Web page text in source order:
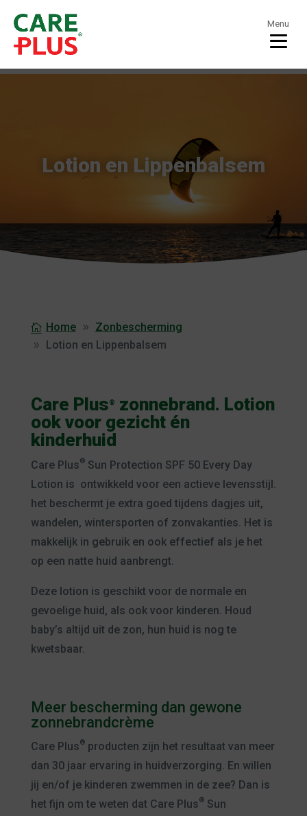
Menu
Lotion en Lippenbalsem
Home
Zonbescherming
Lotion en Lippenbalsem
Care Plus®
zonnebrand. Lotion
ook voor gezicht én
kinderhuid
Care Plus®Sun Protection SPF 50 Every Day
Lotion is ontwikkeld voor een actieve levensstijl.
het beschermt je extra goed tijdens dagjes uit,
wandelen, wintersporten of zonvakanties. Het is
makkelijk in gebruik en ook effectief als je het
op een natte huid aanbrengt.
Deze lotion is geschikt voor de normale en
gevoelige huid, als ook voor kinderen. Houd
baby’s altijd uit de zon, hun huid is nog te
kwetsbaar.
Meer bescherming dan gewone
zonnebrandcrème
Care Plus®producten zijn het resultaat van meer
dan 30 jaar ervaring in huidverzorging. En willen
jij en/of je kinderen zwemmen in de zee? Dan is
het fijn om te weten dat Care Plus®Sun